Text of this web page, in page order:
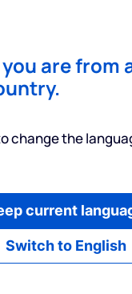
Услуги
Русский
и
are from
change the
Switch to English
current